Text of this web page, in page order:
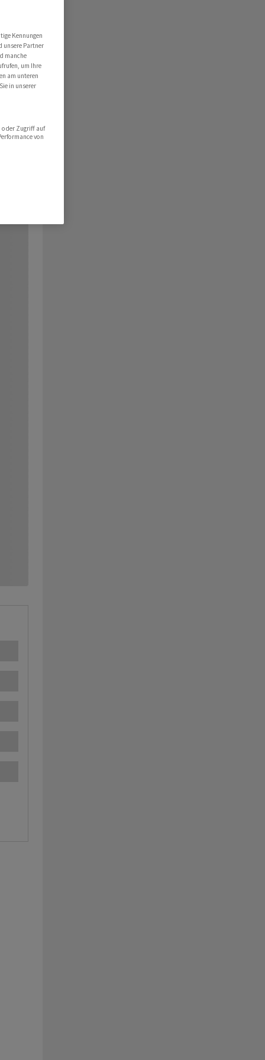
Kennungen
unsere Partner
manche
um Ihre
am unteren
in unserer
oder Zugriff auf
von